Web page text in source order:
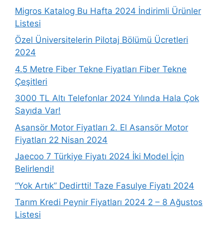
Migros Katalog Bu Hafta 2024 İndirimli Ürünler
Listesi
Özel Üniversitelerin Pilotaj Bölümü Ücretleri
2024
4.5 Metre Fiber Tekne Fiyatları Fiber Tekne
Çeşitleri
3000 TL Altı Telefonlar 2024 Yılında Hala Çok
Sayıda Var!
Asansör Motor Fiyatları 2. El Asansör Motor
Fiyatları 22 Nisan 2024
Jaecoo 7 Türkiye Fiyatı 2024 İki Model İçin
Belirlendi!
“Yok Artık” Dedirtti! Taze Fasulye Fiyatı 2024
Tarım Kredi Peynir Fiyatları 2024 2 – 8 Ağustos
Listesi